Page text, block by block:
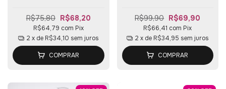
R$75,80 R$68,20
R$64,79 com Pix
2 x de R$34,10 sem juros
COMPRAR
R$99,90 R$69,90
R$66,41 com Pix
2 x de R$34,95 sem juros
COMPRAR